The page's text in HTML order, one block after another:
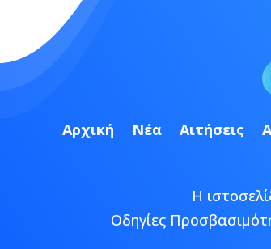
Αρχική Νέα Αιτήσεις
Η
Οδηγίες